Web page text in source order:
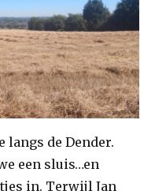
langs de Dender.
een sluis…en
in. Terwijl Jan